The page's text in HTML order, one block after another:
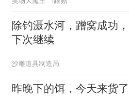
除钓滠水河，蹭窝成功，
下次继续
沙雕道具制造局
昨晚下的饵，今天来货了